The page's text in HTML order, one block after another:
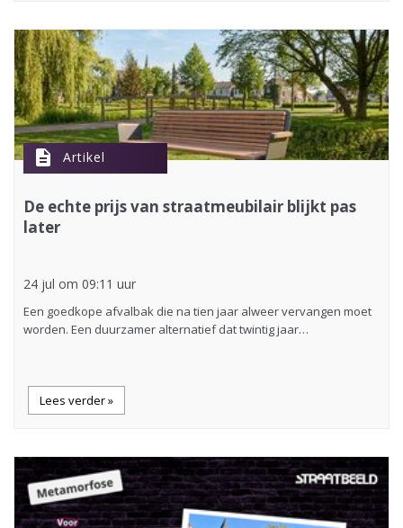
description Artikel
De echte prijs van straatmeubilair blijkt pas
later
24 jul om 09:11 uur
Een goedkope afvalbak die na tien jaar alweer vervangen moet
worden. Een duurzamer alternatief dat twintig jaar…
Lees verder »